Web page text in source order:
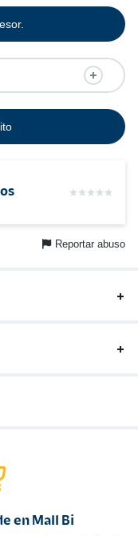
Reportar abuso
en Mall Bi